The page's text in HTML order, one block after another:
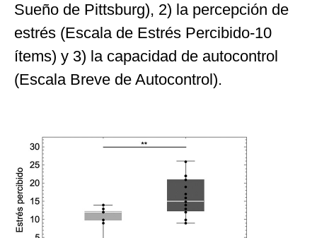
Sueño de Pittsburg), 2) la percepción de
estrés (Escala de Estrés Percibido-10
ítems) y 3) la capacidad de autocontrol
(Escala Breve de Autocontrol).